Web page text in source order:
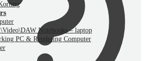
Notebooks – laptop
PC & Rendering Computer